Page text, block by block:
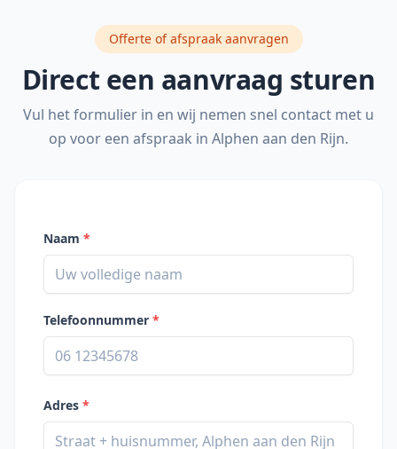
Offerte of afspraak aanvragen
Direct een aanvraag sturen
Vul het formulier in en wij nemen snel contact met u
op voor een afspraak in Alphen aan den Rijn.
Naam *
Telefoonnummer *
Adres *